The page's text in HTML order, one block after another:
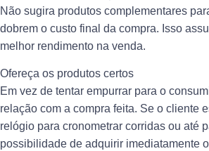
Não sugira produtos complementares
dobrem o custo final da compra. Isso
melhor rendimento na venda.
Ofereça os produtos certos
Em vez de tentar empurrar para o
relação com a compra feita. Se o cliente
relógio para cronometrar corridas ou até
possibilidade de adquirir imediatamente